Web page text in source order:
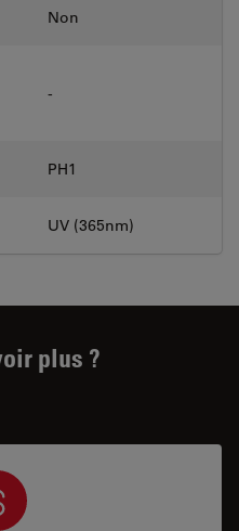
Non
-
PH1
UV (365nm)
plus ?